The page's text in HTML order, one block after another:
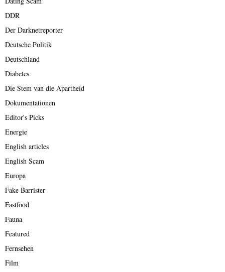
DDR
Der Darknetreporter
Deutsche Politik
Deutschland
Diabetes
Die Stem van die Apartheid
Dokumentationen
Editor's Picks
Energie
English articles
English Scam
Europa
Fake Barrister
Fastfood
Fauna
Featured
Fernsehen
Film